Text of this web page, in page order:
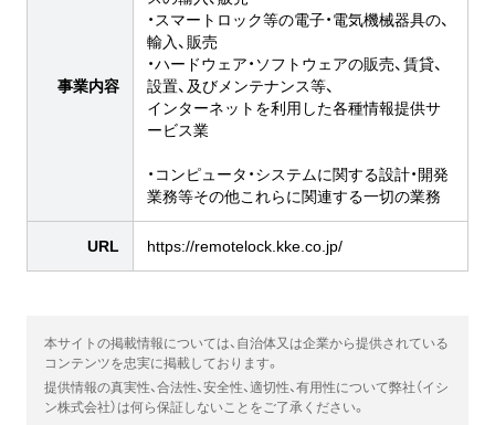
事業内容
・スマートロック等の電子・電気機械器具の、
輸入、販売
・ハードウェア・ソフトウェアの販売、賃貸、
設置、及びメンテナンス等、
インターネットを利用した各種情報提供サ
ービス業
・コンピュータ・システムに関する設計・開発
業務等その他これらに関連する一切の業務
URL https://remotelock.kke.co.jp/
本サイトの掲載情報については、自治体又は企業から提供されている
コンテンツを忠実に掲載しております。
提供情報の真実性、合法性、安全性、適切性、有用性について弊社（イシ
ン株式会社）は何ら保証しないことをご了承ください。